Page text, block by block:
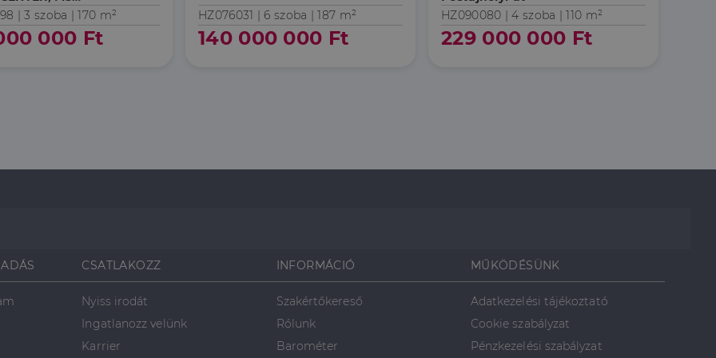
|3 szoba | 170 m²
000 Ft
HZ076031 | 6 szoba | 187 m²
140 000 000 Ft
HZ090080 |4 szoba | 110 m²
229 000 000 Ft
CSATLAKOZZ
Nyiss irodát
Ingatlanozz velünk
Karrier
INFORMÁCIÓ
Szakértőkereső
Rólunk
Barométer
MŰKÖDÉSÜNK
Adatkezelési tájékoztató
Cookie szabályzat
Pénzkezelési szabályzat